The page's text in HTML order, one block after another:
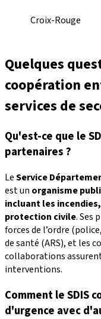
Croix-Rouge
Quelques
coopération
services de
Qu'est-ce que le
partenaires ?
LeService
est un organisme
incluant les
protection civile. Ses
forces de l’ordre
de santé (ARS), et les
collaborations
interventions.
Comment le SDIS
d'urgence avec